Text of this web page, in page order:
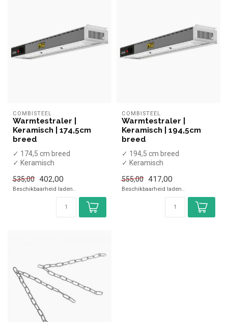
COMBISTEEL
Warmtestraler |
Keramisch | 174,5cm
breed
✓ 174,5 cm breed
✓ Keramisch
✓ 230 Volt, 5x 0,25 kW
535,00 402,00
Beschikbaarheid laden..
COMBISTEEL
Warmtestraler |
Keramisch | 194,5cm
breed
✓ 194,5 cm breed
✓ Keramisch
✓ 230 Volt, 6x 0,25 kW
555,00 417,00
Beschikbaarheid laden..